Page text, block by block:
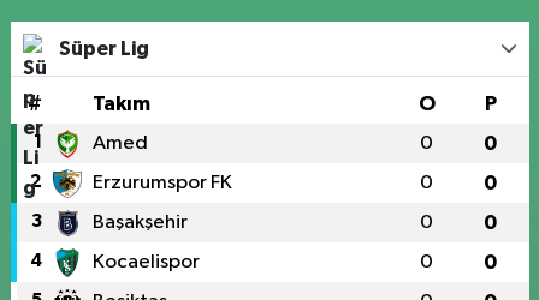
Süper Lig
# Takım O P
1 Amed 0 0
2 Erzurumspor FK 0 0
3 Başakşehir 0 0
4 Kocaelispor 0 0